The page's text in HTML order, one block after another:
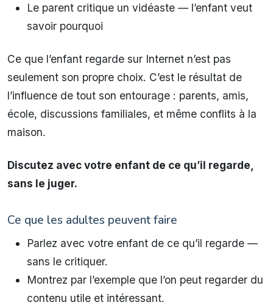
Le parent critique un vidéaste — l’enfant veut
savoir pourquoi
Ce que l’enfant regarde sur Internet n’est pas
seulement son propre choix. C’est le résultat de
l’influence de tout son entourage : parents, amis,
école, discussions familiales, et même conflits à la
maison.
Discutez avec votre enfant de ce qu’il regarde,
sans le juger.
Ce que les adultes peuvent faire
Parlez avec votre enfant de ce qu’il regarde —
sans le critiquer.
Montrez par l’exemple que l’on peut regarder du
contenu utile et intéressant.